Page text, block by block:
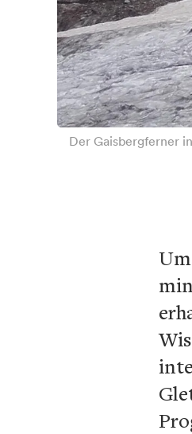
Der Gaisbergferner